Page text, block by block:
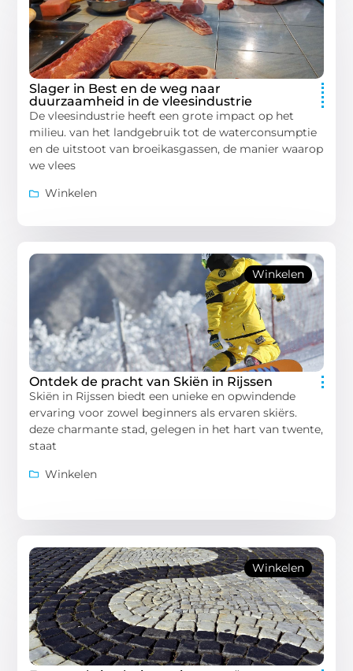
Slager in Best en de weg naar
duurzaamheid in de vleesindustrie
De vleesindustrie heeft een grote impact op het
milieu. van het landgebruik tot de waterconsumptie
en de uitstoot van broeikasgassen, de manier waarop
we vlees
Winkelen
Winkelen
Ontdek de pracht van Skiën in Rijssen
Skiën in Rijssen biedt een unieke en opwindende
ervaring voor zowel beginners als ervaren skiërs.
deze charmante stad, gelegen in het hart van twente,
staat
Winkelen
Winkelen